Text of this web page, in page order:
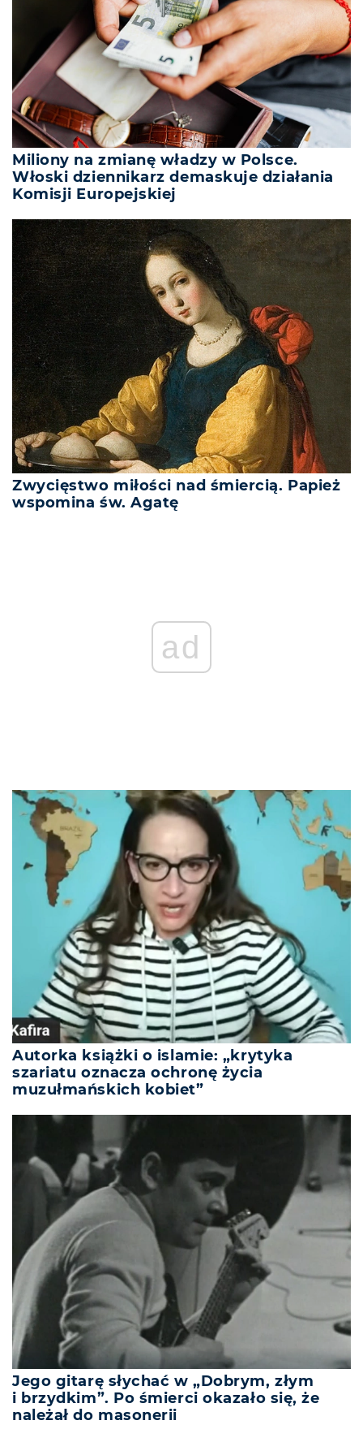
Miliony na zmianę władzy w Polsce.
Włoski dziennikarz demaskuje działania
Komisji Europejskiej
Zwycięstwo miłości nad śmiercią. Papież
wspomina św. Agatę
ad
Autorka książki o islamie: „krytyka
szariatu oznacza ochronę życia
muzułmańskich kobiet”
Jego gitarę słychać w „Dobrym, złym
i brzydkim”. Po śmierci okazało się, że
należał do masonerii